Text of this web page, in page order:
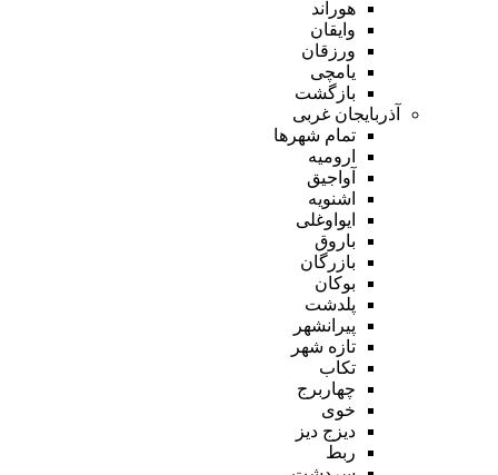
هوراند
وایقان
ورزقان
یامچی
بازگشت
آذربایجان غربی
تمام شهر‌ها
ارومیه
آواجیق
اشنویه
ایواوغلی
باروق
بازرگان
بوکان
پلدشت
پیرانشهر
تازه شهر
تکاب
چهاربرج
خوی
دیزج دیز
ربط